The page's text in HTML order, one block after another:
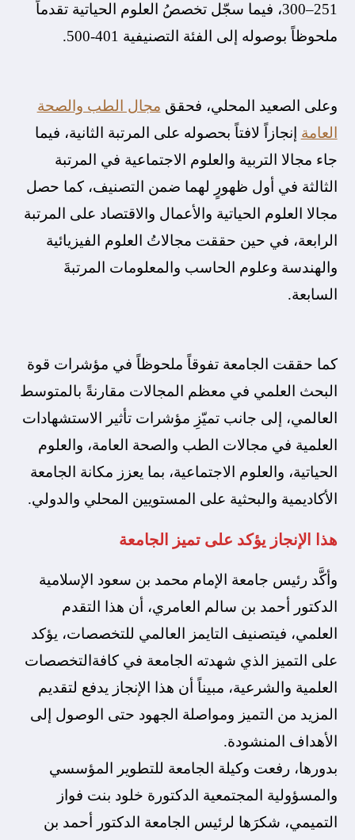
251–300، فيما سجّل تخصصُ العلوم الحياتية تقدماً
ملحوظاً بوصوله إلى الفئة التصنيفية 401-500.
وعلى الصعيد المحلي، فحقق مجال الطب والصحة
العامة إنجازاً لافتاً بحصوله على المرتبة الثانية، فيما
جاء مجالا التربية والعلوم الاجتماعية في المرتبة
الثالثة في أول ظهورٍ لهما ضمن التصنيف، كما حصل
مجالا العلوم الحياتية والأعمال والاقتصاد على المرتبة
الرابعة، في حين حققت مجالاتُ العلوم الفيزيائية
والهندسة وعلوم الحاسب والمعلومات المرتبةَ
السابعة.
كما حققت الجامعة تفوقاً ملحوظاً في مؤشرات قوة
البحث العلمي في معظم المجالات مقارنةً بالمتوسط
العالمي، إلى جانب تميّزِ مؤشرات تأثير الاستشهادات
العلمية في مجالات الطب والصحة العامة، والعلوم
الحياتية، والعلوم الاجتماعية، بما يعزز مكانة الجامعة
الأكاديمية والبحثية على المستويين المحلي والدولي.
هذا الإنجاز يؤكد على تميز الجامعة
وأكَّد رئيس جامعة الإمام محمد بن سعود الإسلامية
الدكتور أحمد بن سالم العامري، أن هذا التقدم
العلمي، فيتصنيف التايمز العالمي للتخصصات، يؤكد
على التميز الذي شهدته الجامعة في كافةالتخصصات
العلمية والشرعية، مبيناً أن هذا الإنجاز يدفع لتقديم
المزيد من التميز ومواصلة الجهود حتى الوصول إلى
الأهداف المنشودة.
بدورها، رفعت وكيلة الجامعة للتطوير المؤسسي
والمسؤولية المجتمعية الدكتورة خلود بنت فواز
التميمي، شكرَها لرئيس الجامعة الدكتور أحمد بن